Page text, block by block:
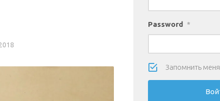
Password *
Запомнить меня